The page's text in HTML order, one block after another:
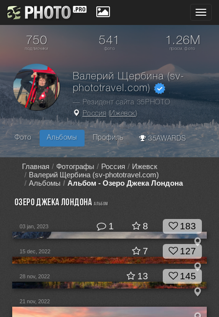
750
подписчики
541
фото
1.26M
просм. фото
Валерий Щербина (sv-
phototravel.com)
— Резидент сайта 35PHOTO
Россия (Ижевск)
Фото Альбомы Профиль 35AWARDS
Главная Фотографы Россия
Ижевск
Валерий Щербина (sv-phototravel.com)
Альбомы
Альбом - Озеро Джека Лондона
Озеро Джека Лондонаальбом
03 jan, 2023 1 8 183
15 dec, 2022 7 127
28 nov, 2022 13 145
21 nov, 2022